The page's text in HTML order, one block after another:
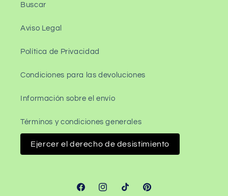
Buscar
Aviso Legal
Política de Privacidad
Condiciones para las devoluciones
Información sobre el envío
Términos y condiciones generales
Ejercer el derecho de desistimiento
FacebookInstagram
TikTok Pinterest